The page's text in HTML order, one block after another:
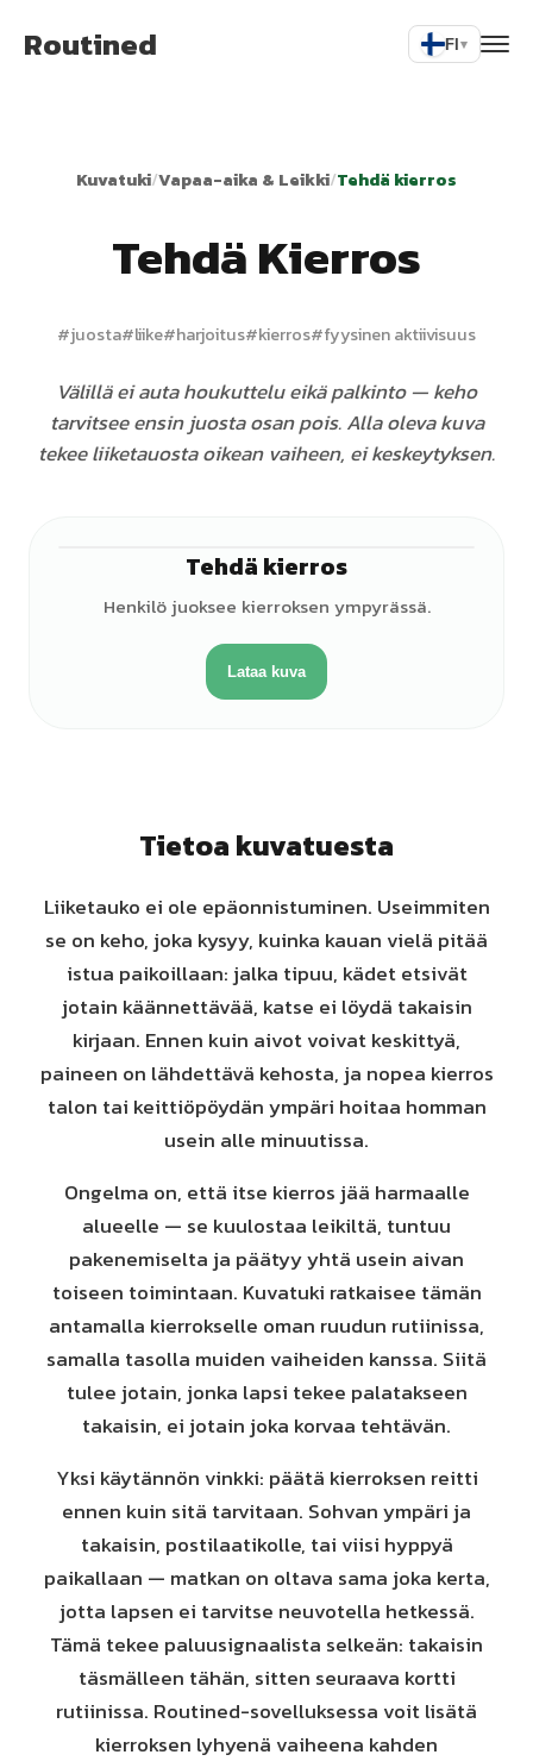
Routined FI▾
Kuvatuki/Vapaa-aika & Leikki/Tehdä kierros
Tehdä Kierros
#juosta#liike#harjoitus#kierros#fyysinen aktiivisuus
Välillä ei auta houkuttelu eikä palkinto — keho
tarvitsee ensin juosta osan pois. Alla oleva kuva
tekee liiketauosta oikean vaiheen, ei keskeytyksen.
Tehdä kierros
Henkilö juoksee kierroksen ympyrässä.
Lataa kuva
Tietoa kuvatuesta
Liiketauko ei ole epäonnistuminen. Useimmiten
se on keho, joka kysyy, kuinka kauan vielä pitää
istua paikoillaan: jalka tipuu, kädet etsivät
jotain käännettävää, katse ei löydä takaisin
kirjaan. Ennen kuin aivot voivat keskittyä,
paineen on lähdettävä kehosta, ja nopea kierros
talon tai keittiöpöydän ympäri hoitaa homman
usein alle minuutissa.
Ongelma on, että itse kierros jää harmaalle
alueelle — se kuulostaa leikiltä, tuntuu
pakenemiselta ja päätyy yhtä usein aivan
toiseen toimintaan. Kuvatuki ratkaisee tämän
antamalla kierrokselle oman ruudun rutiinissa,
samalla tasolla muiden vaiheiden kanssa. Siitä
tulee jotain, jonka lapsi tekee palatakseen
takaisin, ei jotain joka korvaa tehtävän.
Yksi käytännön vinkki: päätä kierroksen reitti
ennen kuin sitä tarvitaan. Sohvan ympäri ja
takaisin, postilaatikolle, tai viisi hyppyä
paikallaan — matkan on oltava sama joka kerta,
jotta lapsen ei tarvitse neuvotella hetkessä.
Tämä tekee paluusignaalista selkeän: takaisin
täsmälleen tähän, sitten seuraava kortti
rutiinissa. Routined-sovelluksessa voit lisätä
kierroksen lyhyenä vaiheena kahden